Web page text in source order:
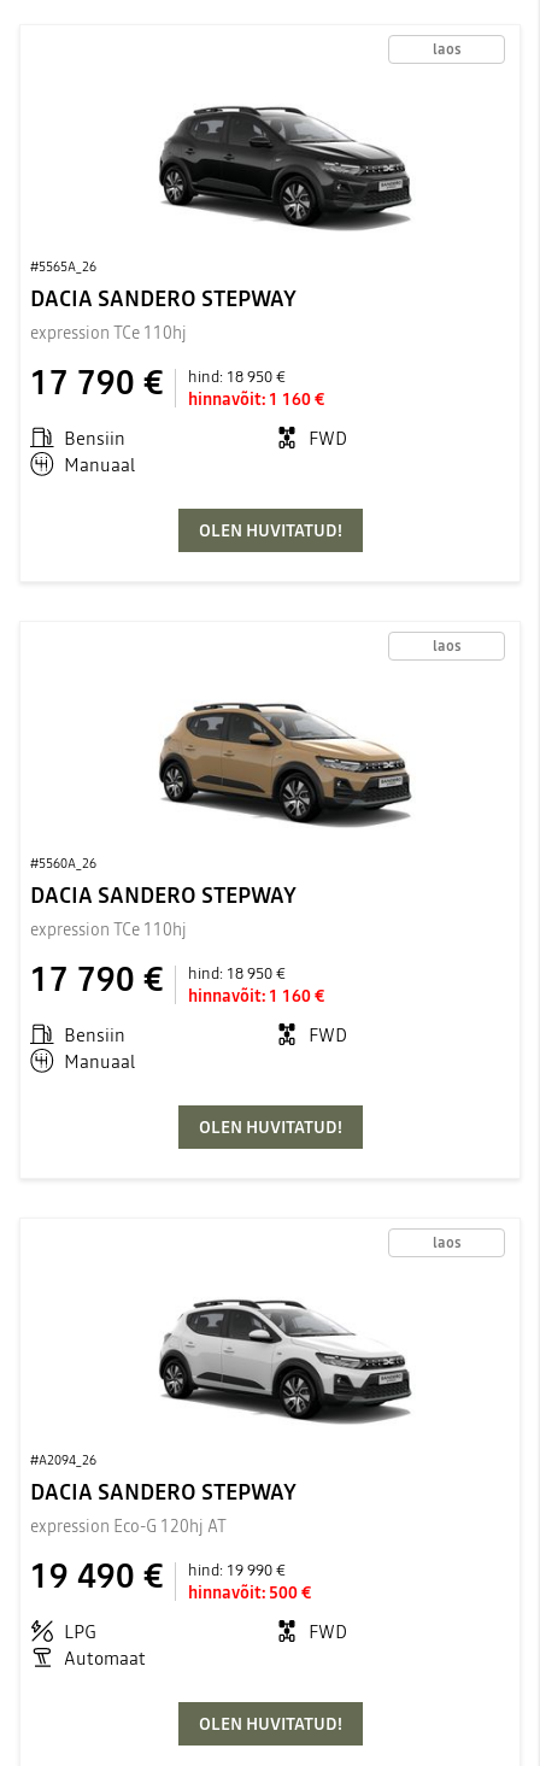
laos
#5565A_26
DACIA SANDERO STEPWAY
expression TCe 110hj
17 790 € hind: 18 950 €
hinnavõit: 1 160 €
Bensiin
FWD
Manuaal
OLEN HUVITATUD!
laos
#5560A_26
DACIA SANDERO STEPWAY
expression TCe 110hj
17 790 € hind: 18 950 €
hinnavõit: 1 160 €
Bensiin
FWD
Manuaal
OLEN HUVITATUD!
laos
#A2094_26
DACIA SANDERO STEPWAY
expression Eco-G 120hj AT
19 490 € hind: 19 990 €
hinnavõit: 500 €
LPG
FWD
Automaat
OLEN HUVITATUD!